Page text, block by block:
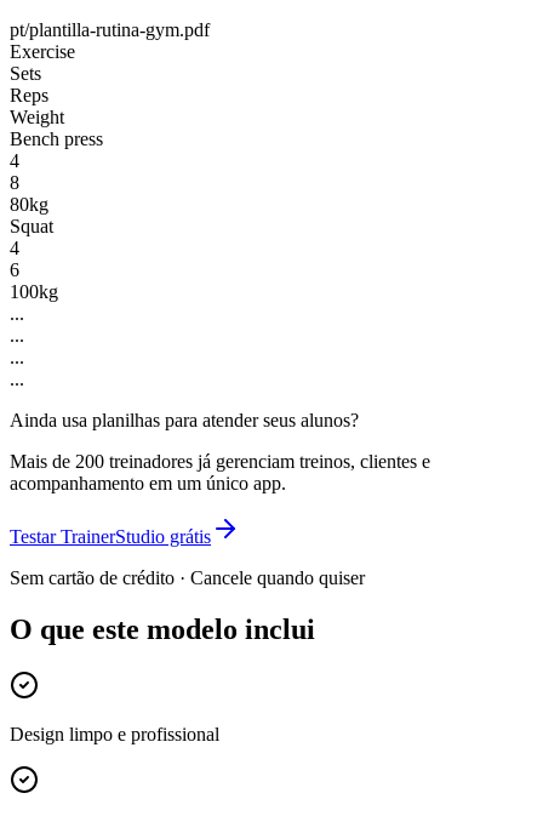
pt/plantilla-rutina-gym.pdf
Exercise
Sets
Reps
Weight
Bench press
4
8
80kg
Squat
4
6
100kg
...
...
...
...
Ainda usa planilhas para atender seus alunos?
Mais de 200 treinadores já gerenciam treinos, clientes e
acompanhamento em um único app.
Testar TrainerStudio grátis
Sem cartão de crédito · Cancele quando quiser
O que este modelo inclui
Design limpo e profissional